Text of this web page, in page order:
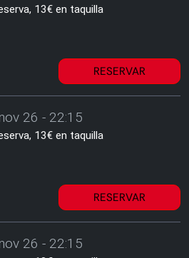
13€ en taquilla
RESERVAR
26 - 22:15
13€ en taquilla
RESERVAR
26 - 22:15